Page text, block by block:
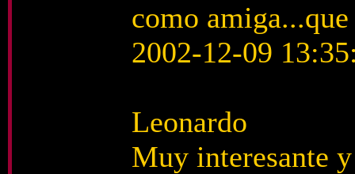
como
2002-12-09
Leonardo
Muy interesante